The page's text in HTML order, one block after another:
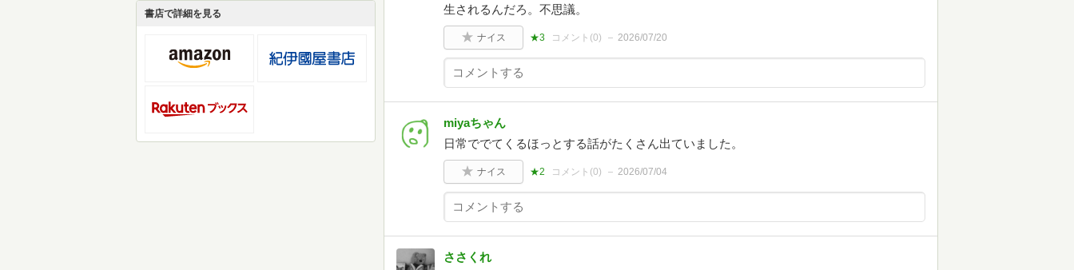
書店で詳細を見る
生されるんだろ。不思議。
ナイス ★3 コメント(0) 2026/07/20
miyaちゃん
日常ででてくるほっとする話がたくさん出ていました。
ナイス ★2 コメント(0) 2026/07/04
ささくれ